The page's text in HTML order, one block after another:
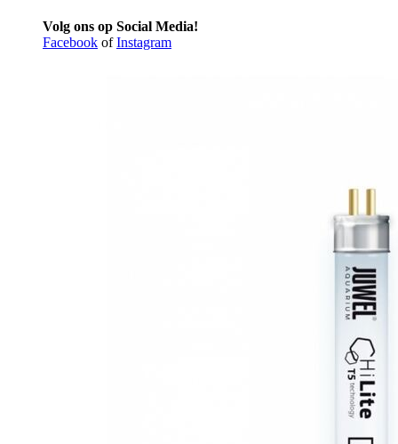
Volg ons op Social Media!
Facebook ofInstagram